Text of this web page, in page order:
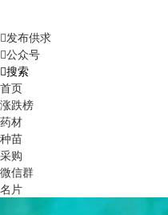
发布供求
公众号
搜索
首页
涨跌榜
药材
种苗
采购
微信群
名片